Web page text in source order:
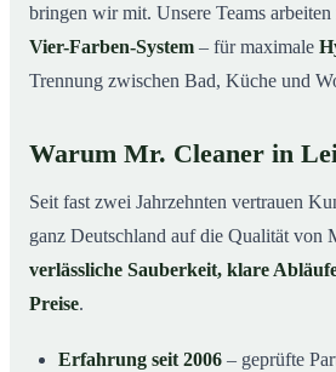
bringen wir mit. Unsere Teams arbeiten
Vier-Farben-System – für maximale
Trennung zwischen Bad, Küche und
Warum Mr. Cleaner in
Seit fast zwei Jahrzehnten vertrauen
ganz Deutschland auf die Qualität von
verlässliche Sauberkeit, klare
Preise.
Erfahrung seit 2006 – geprüfte